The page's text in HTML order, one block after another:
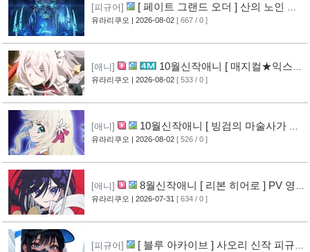
[피규어]
[ 페이트 그랜드 오더 ] 산의 노인 신
작 피규어 공개 [17]
유라리쿠오 | 2026-08-02 [ 667 / 0 ]
[애니]
10월신작애니 [ 매지컬★익스플
로러 ] PV 영상 공개 [12]
유라리쿠오 | 2026-08-02 [ 533 / 0 ]
[애니]
10월신작애니 [ 빙검의 마술사가 세
계를 다스린다 ] 2기 PV 영상 공개
유라리쿠오 | 2026-08-02 [ 526 / 0 ]
[애니]
8월신작애니 [ 리본 히어로 ] PV 영
상 공개
[11]
유라리쿠오 | 2026-07-31 [ 634 / 0 ]
[피규어]
[ 블루 아카이브 ] 사오리 신작 피규어